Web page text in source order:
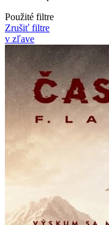
Použité filtre
Zrušiť filtre
v zľave